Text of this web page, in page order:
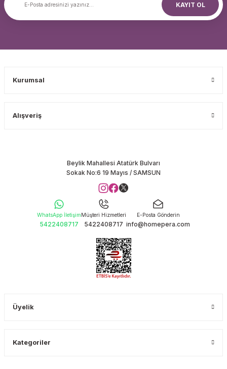
KAYIT OL
Kurumsal
Alışveriş
Beylik Mahallesi Atatürk Bulvarı
Sokak No:6 19 Mayıs / SAMSUN
WhatsApp İletişim
5422408717
Müşteri Hizmetleri
5422408717
E-Posta Gönderin
info@homepera.com
Üyelik
Kategoriler